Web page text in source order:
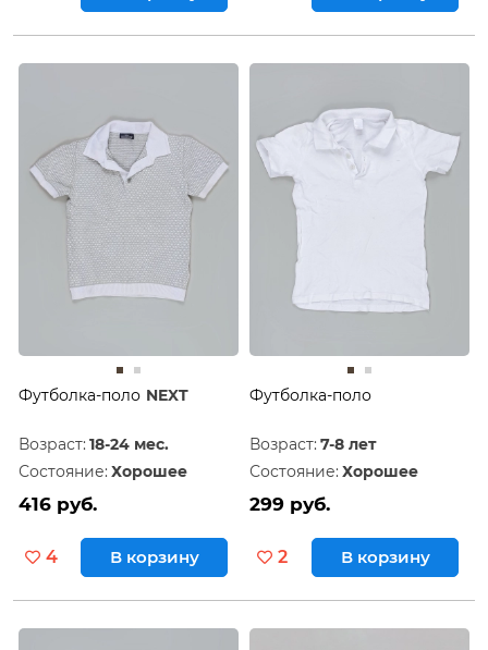
Футболка-поло NEXT
Возраст: 18-24 мес.
Состояние: Хорошее
416 руб.
4 В корзину
Футболка-поло
Возраст: 7-8 лет
Состояние: Хорошее
299 руб.
2 В корзину